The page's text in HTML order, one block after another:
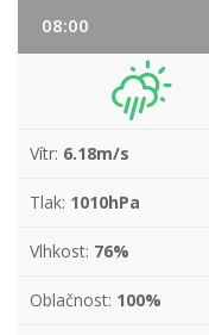
08:00
Vítr: 6.18m/s
Tlak: 1010hPa
Vlhkost: 76%
Oblačnost: 100%